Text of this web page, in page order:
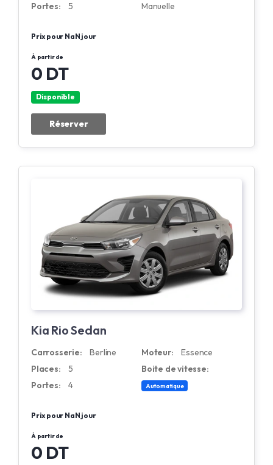
Portes:
5
Manuelle
Prix pour NaN jour
À partir de
0 DT
Disponible
Réserver
Kia Rio Sedan
Carrosserie:
Berline
Places:
5
Portes:
4
Moteur:
Essence
Boite de vitesse:
Automatique
Prix pour NaN jour
À partir de
0 DT